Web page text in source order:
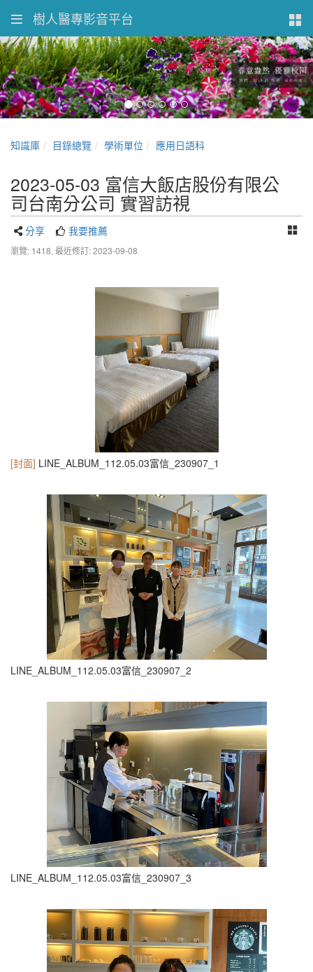
樹人醫專影音平台
知識庫 目錄總覽 學術單位 應用日語科
2023-05-03 富信大飯店股份有限公
司台南分公司 實習訪視
分享 我要推薦
瀏覽: 1418, 最近修訂: 2023-09-08
[封面] LINE_ALBUM_112.05.03富信_230907_1
LINE_ALBUM_112.05.03富信_230907_2
LINE_ALBUM_112.05.03富信_230907_3